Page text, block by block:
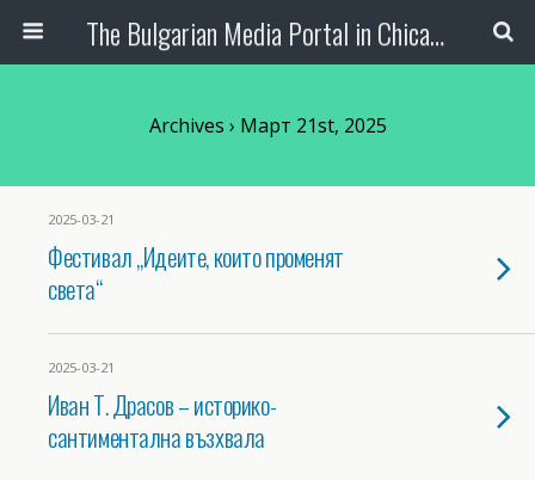
The Bulgarian Media Portal in Chicago
Archives › Март 21st, 2025
2025-03-21
Фестивал „Идеите, които променят
света“
2025-03-21
Иван Т. Драсов – историко-
сантиментална възхвала